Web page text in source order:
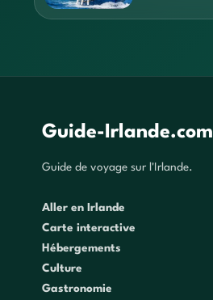
Guide-Irlande.com
Guide de voyage sur l'Irlande.
Aller en Irlande
Carte interactive
Hébergements
Culture
Gastronomie